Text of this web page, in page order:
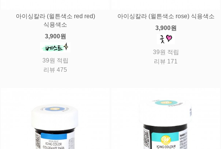
아이싱칼라 (윌튼색소 red red)
식용색소
3,900원
39원 적립
리뷰 475
아이싱칼라 (윌튼색소 rose) 식용색소
3,900원
39원 적립
리뷰 171